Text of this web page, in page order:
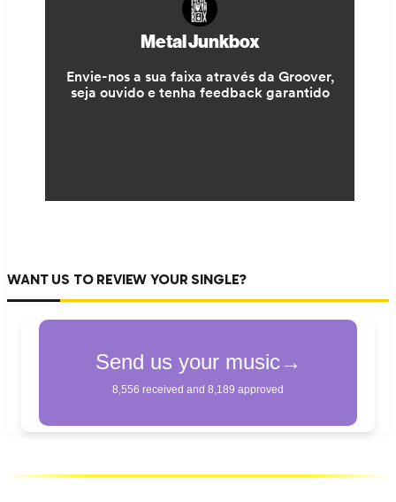
WANT US TO REVIEW YOUR SINGLE?